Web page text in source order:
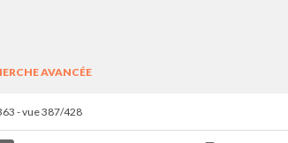
AVANCÉE
- vue 387/428